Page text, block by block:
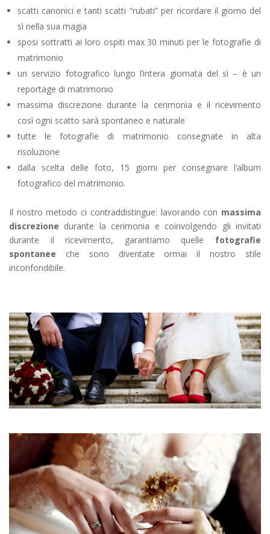
scatti canonici e tanti scatti “rubati” per ricordare il giorno del
sì nella sua magia
sposi sottratti ai loro ospiti max 30 minuti per le fotografie di
matrimonio
un servizio fotografico lungo l’intera giornata del sì – è un
reportage di matrimonio
massima discrezione durante la cerimonia e il ricevimento
così ogni scatto sarà spontaneo e naturale
tutte le fotografie di matrimonio consegnate in alta
risoluzione
dalla scelta delle foto, 15 giorni per consegnare l’album
fotografico del matrimonio.
Il nostro metodo ci contraddistingue: lavorando con massima
discrezione durante la cerimonia e coinvolgendo gli invitati
durante il ricevimento, garantiamo quelle fotografie
spontanee che sono diventate ormai il nostro stile
inconfondibile.